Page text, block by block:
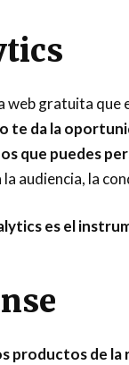
web gratuita
te da la
que puedes
audiencia, la
es el
productos de